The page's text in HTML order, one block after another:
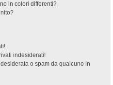
in colori differenti?
indesiderati!
o spam da qualcuno in